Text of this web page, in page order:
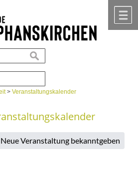
suchen
>Veranstaltungskalender